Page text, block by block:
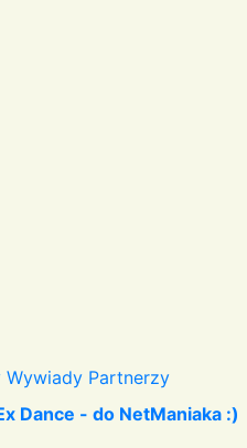
Wywiady Partnerzy
Dance - do NetManiaka :)